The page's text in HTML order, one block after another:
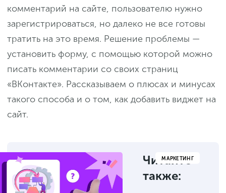
комментарий на сайте, пользователю нужно
зарегистрироваться, но далеко не все готовы
тратить на это время. Решение проблемы —
установить форму, с помощью которой можно
писать комментарии со своих страниц
«ВКонтакте». Рассказываем о плюсах и минусах
такого способа и о том, как добавить виджет на
сайт.
МАРКЕТИНГ
Читайте
также: